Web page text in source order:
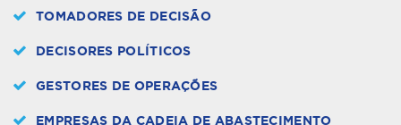
TOMADORES DE DECISÃO
DECISORES POLÍTICOS
GESTORES DE OPERAÇÕES
EMPRESAS DA CADEIA DE ABASTECIMENTO